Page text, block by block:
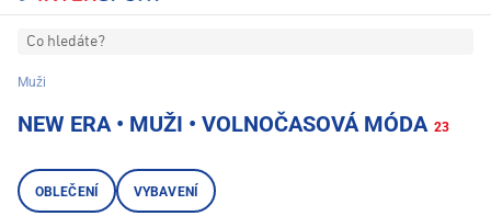
Co hledáte?
Muži
NEW ERA • MUŽI • VOLNOČASOVÁ MÓDA 23
OBLEČENÍ VYBAVENÍ